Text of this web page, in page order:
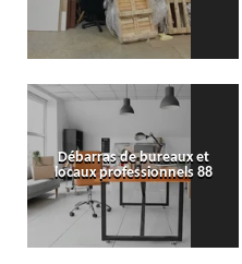
Débarras de bureaux et
locaux professionnels 88